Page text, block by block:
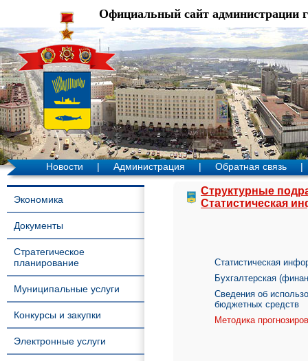
Официальный сайт администрации
Новости | Администрация | Обратная связь |
Экономика
Документы
Стратегическое
планирование
Муниципальные услуги
Конкурсы и закупки
Электронные услуги
Структурные
Статистическая
Статистическая
Бухгалтерская
Сведения об
бюджетных средств
Методика